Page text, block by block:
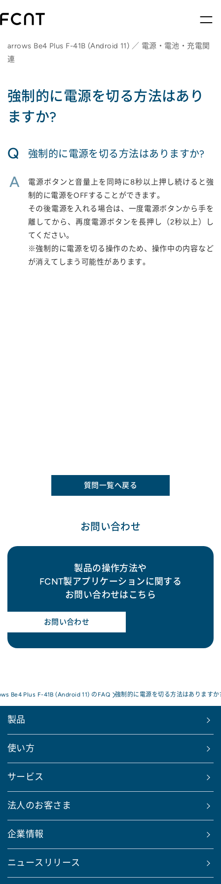
arrows Be4 Plus F-41B (Android 11) ／ 電源・電池・充電関
連
強制的に電源を切る方法はあり
ますか?
Q 強制的に電源を切る方法はありますか?
A
電源ボタンと音量上を同時に8秒以上押し続けると強
制的に電源をOFFすることができます。
その後電源を入れる場合は、一度電源ボタンから手を
離してから、再度電源ボタンを長押し（2秒以上）し
てください。
※強制的に電源を切る操作のため、操作中の内容など
が消えてしまう可能性があります。
質問一覧へ戻る
お問い合わせ
製品の操作方法や
FCNT製アプリケーションに関する
お問い合わせはこちら
お問い合わせ
Be4 Plus F-41B (Android 11) のFAQ 強制的に電源を切る方法はありますか
製品
使い方
サービス
法人のお客さま
企業情報
ニュースリリース